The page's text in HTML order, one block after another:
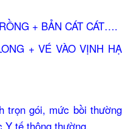
+ BẢN CÁT CÁT….
+ VÉ VÀO VỊNH HẠ
trọn gói, mức bồi thường
tế thông thường.